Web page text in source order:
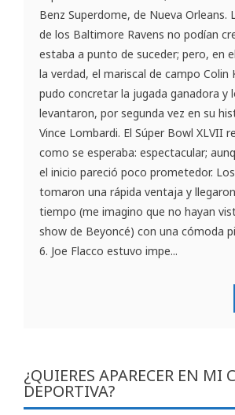
Benz Superdome, de Nueva Orleans.
de los Baltimore Ravens no podían
estaba a punto de suceder; pero, en
la verdad, el mariscal de campo Colin
pudo concretar la jugada ganadora y
levantaron, por segunda vez en su
Vince Lombardi. El Súper Bowl XLVII
como se esperaba: espectacular;
el inicio pareció poco prometedor.
tomaron una rápida ventaja y
tiempo (me imagino que no hayan
show de Beyoncé) con una cómoda
6. Joe Flacco estuvo impe...
¿QUIERES APARECER EN MI
DEPORTIVA?